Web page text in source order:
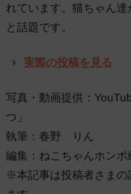
れています。猫ちゃん
と話題です。
実際の投稿を見る
写真・動画提供：
つ」
執筆：春野 りん
編集：ねこちゃんホンポ
※本記事は投稿者さまの